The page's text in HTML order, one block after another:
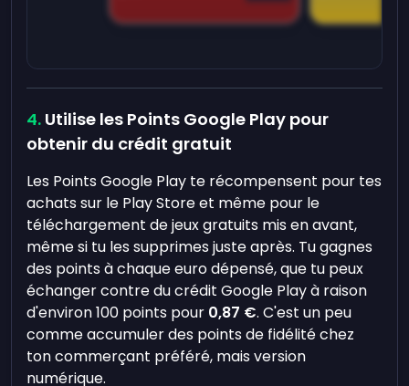
Utilise les Points Google Play pour
obtenir du crédit gratuit
Les Points Google Play te récompensent pour tes
achats sur le Play Store et même pour le
téléchargement de jeux gratuits mis en avant,
même si tu les supprimes juste après. Tu gagnes
des points à chaque euro dépensé, que tu peux
échanger contre du crédit Google Play à raison
d'environ 100 points pour 0,87 €. C'est un peu
comme accumuler des points de fidélité chez
ton commerçant préféré, mais version
numérique.